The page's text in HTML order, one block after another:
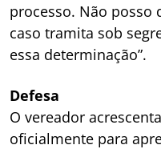
processo. Não posso
caso tramita sob
essa determinação”.
Defesa
O vereador
oficialmente para